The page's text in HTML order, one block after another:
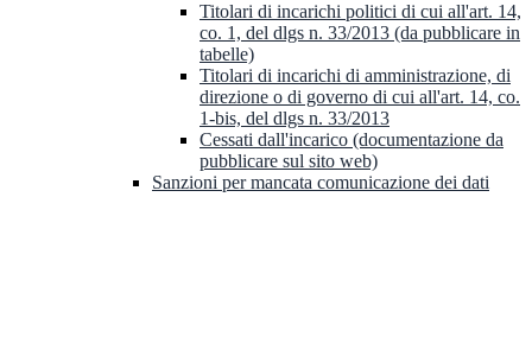
Titolari di incarichi politici di cui all'art. 14,
co. 1, del dlgs n. 33/2013 (da pubblicare in
tabelle)
Titolari di incarichi di amministrazione, di
direzione o di governo di cui all'art. 14, co.
1-bis, del dlgs n. 33/2013
Cessati dall'incarico (documentazione da
pubblicare sul sito web)
Sanzioni per mancata comunicazione dei dati